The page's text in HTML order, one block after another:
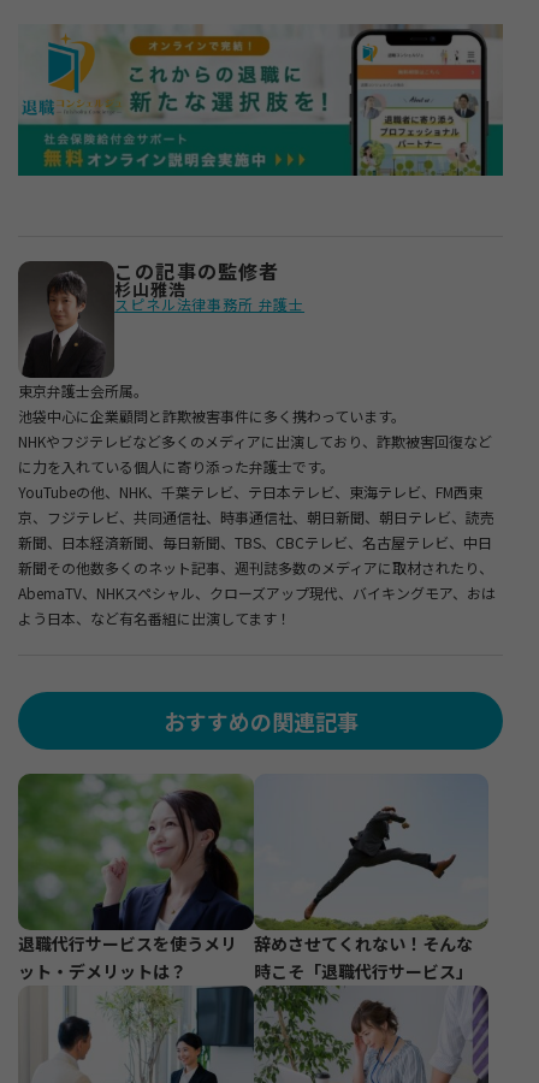
この記事の監修者
杉山雅浩
スピネル法律事務所 弁護士
東京弁護士会所属。
池袋中心に企業顧問と詐欺被害事件に多く携わっています。
NHKやフジテレビなど多くのメディアに出演しており、詐欺被害回復など
に力を入れている個人に寄り添った弁護士です。
YouTubeの他、NHK、千葉テレビ、テ日本テレビ、東海テレビ、FM西東
京、フジテレビ、共同通信社、時事通信社、朝日新聞、朝日テレビ、読売
新聞、日本経済新聞、毎日新聞、TBS、CBCテレビ、名古屋テレビ、中日
新聞その他数多くのネット記事、週刊誌多数のメディアに取材されたり、
AbemaTV、NHKスペシャル、クローズアップ現代、バイキングモア、おは
よう日本、など有名番組に出演してます！
おすすめの関連記事
退職代行サービスを使うメリ
ット・デメリットは？
辞めさせてくれない！そんな
時こそ「退職代行サービス」